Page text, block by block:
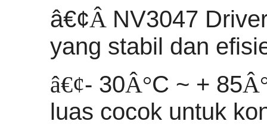
â€¢Â NV3047
yang stabil dan
â€¢- 30Â°C ~ + 85
luas cocok untuk